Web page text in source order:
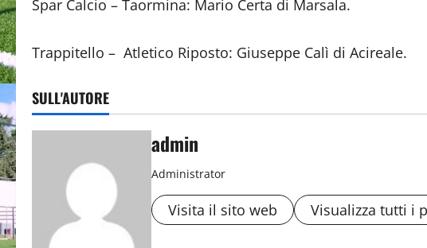
Spar Calcio – Taormina: Mario Certa di
Trappitello – Atletico Riposto: Giuseppe Calì di
SULL'AUTORE
admin
Administrator
Visita il sito web Visualizza tutti i